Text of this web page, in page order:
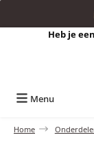
Ga naar de
Heb je
Menu
Home